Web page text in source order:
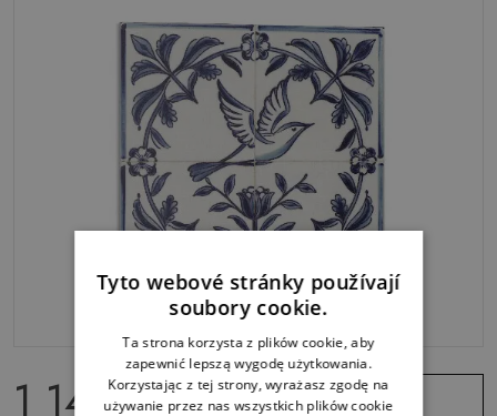
1 149.00 Kč
Zobrazit
Tyto webové stránky používají
soubory cookie.
Ta strona korzysta z plików cookie, aby
zapewnić lepszą wygodę użytkowania.
Korzystając z tej strony, wyrażasz zgodę na
używanie przez nas wszystkich plików cookie